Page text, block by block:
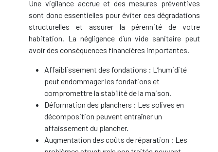
Une vigilance accrue et des mesures préventives
sont donc essentielles pour éviter ces dégradations
structurelles et assurer la pérennité de votre
habitation. La négligence d’un vide sanitaire peut
avoir des conséquences financières importantes.
Affaiblissement des fondations : L’humidité
peut endommager les fondations et
compromettre la stabilité de la maison.
Déformation des planchers : Les solives en
décomposition peuvent entraîner un
affaissement du plancher.
Augmentation des coûts de réparation : Les